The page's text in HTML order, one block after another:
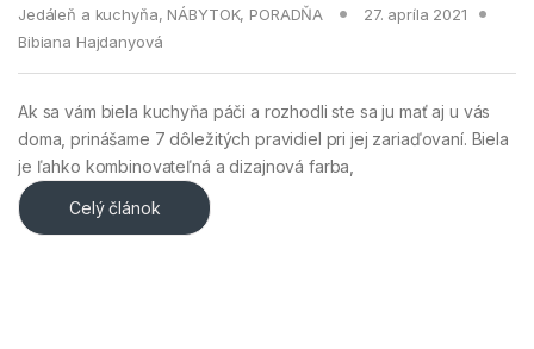
Jedáleň a kuchyňa, NÁBYTOK, PORADŇA
27. apríla 2021
Bibiana Hajdanyová
Ak sa vám biela kuchyňa páči a rozhodli ste sa ju mať aj u vás
doma, prinášame 7 dôležitých pravidiel pri jej zariaďovaní. Biela
je ľahko kombinovateľná a dizajnová farba,
Celý článok